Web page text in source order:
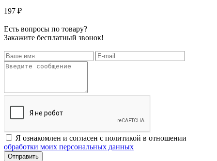
197 ₽
Есть вопросы по товару?
Закажите бесплатный звонок!
Я ознакомлен и согласен с политикой в отношении
обработки моих персональных данных